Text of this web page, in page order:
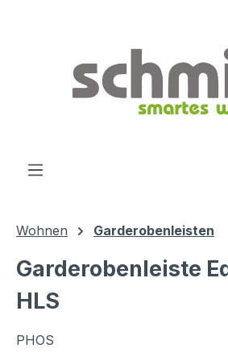
Wohnen Garderobenleisten
Garderobenleiste
HLS
PHOS